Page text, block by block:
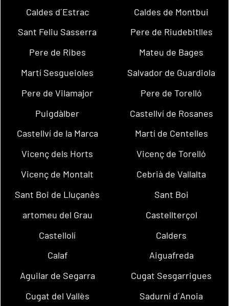
Caldes d´Estrac
Caldes de Montbui
Sant Feliu Sasserra
Pere de Riudebitlles
Pere de Ribes
Mateu de Bages
Martí Sesgueioles
Salvador de Guardiola
Pere de Vilamajor
Pere de Torelló
Puigdàlber
Castellví de Rosanes
Castellví de la Marca
Martí de Centelles
Vicenç dels Horts
Vicenç de Torelló
Vicenç de Montalt
Cebrià de Vallalta
Sant Boi de Lluçanès
Sant Boi
artomeu del Grau
Castellterçol
Castellolí
Calders
Calaf
Aiguafreda
Aguilar de Segarra
Cugat Sesgarrigues
Cugat del Vallès
Sadurní d´Anoia